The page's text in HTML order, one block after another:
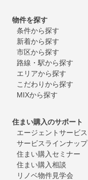
物件を探す
条件から探す
新着から探す
市区から探す
路線・駅から探す
エリアから探す
こだわりから探す
MIXから探す
住まい購入のサポート
エージェントサービス
サービスラインナップ
住まい購入セミナー
住まい購入相談
リノベ物件見学会